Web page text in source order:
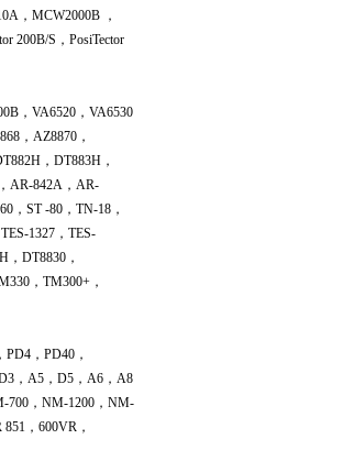
，MCW2000B ，
200B/S，PosiTector
，VA6520，VA6530
，AZ8870，
，DT883H，
AR-842A，AR-
，ST -80，TN-18，
1327，TES-
，DT8830，
，TM300+，
，PD40，
，A5，D5，A6，A8
700，NM-1200，NM-
，600VR，